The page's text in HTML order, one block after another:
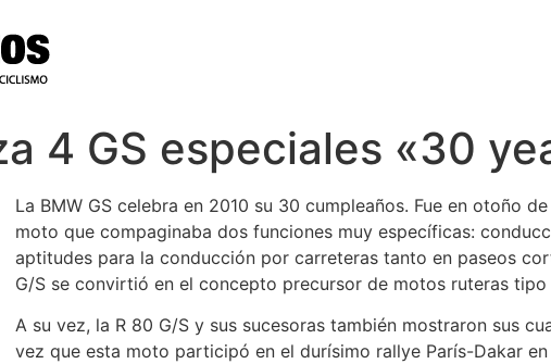
4 GS especiales «30
La BMW GS celebra en 2010 su 30 cumpleaños. Fue en otoño
moto que compaginaba dos funciones muy específicas:
aptitudes para la conducción por carreteras tanto en paseos
G/S se convirtió en el concepto precursor de motos ruteras tipo
A su vez, la R 80 G/S y sus sucesoras también mostraron sus
vez que esta moto participó en el durísimo rallye París-Dakar